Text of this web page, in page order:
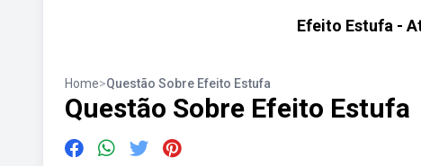
Efeito Estufa -
Home>Questão Sobre Efeito Estufa
Questão Sobre Efeito Estufa